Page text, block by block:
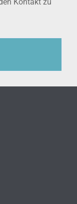
Kontakt zu